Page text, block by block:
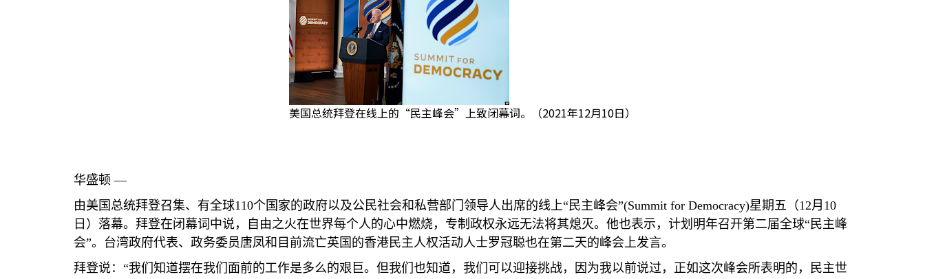
美国总统拜登在线上的“民主峰会”上致闭幕词。（2021年12月10日）
华盛顿 —
由美国总统拜登召集、有全球110个国家的政府以及公民社会和私营部门领导人出席的线上“民主峰会”(Summit for Democracy)星期五（12月 10
日）落幕。拜登在闭幕词中说，自由之火在世界每个人的心中燃烧，专制政权永远无法将其熄灭。他也表示，计划明年召开第二届全球“民主峰
会”。台湾政府代表、政务委员唐凤和目前流亡英国的香港民主人权活动人士罗冠聪也在第二天的峰会上发言。
拜登说：“我们知道摆在我们面前的工作是多么的艰巨。但我们也知道，我们可以迎接挑战，因为我以前说过，正如这次峰会所表明的，民主世